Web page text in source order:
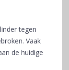
tegen
Vaak
de huidige